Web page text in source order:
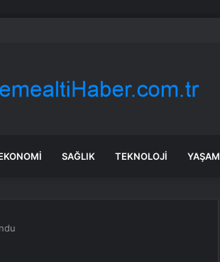
bırakıyor
SAĞLIK TEKNOLOJI YAŞAM